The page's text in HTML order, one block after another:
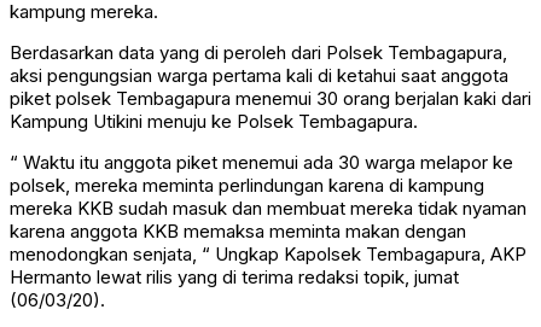
kampung mereka.
Berdasarkan data yang di peroleh dari Polsek Tembagapura,
aksi pengungsian warga pertama kali di ketahui saat anggota
piket polsek Tembagapura menemui 30 orang berjalan kaki dari
Kampung Utikini menuju ke Polsek Tembagapura.
“ Waktu itu anggota piket menemui ada 30 warga melapor ke
polsek, mereka meminta perlindungan karena di kampung
mereka KKB sudah masuk dan membuat mereka tidak nyaman
karena anggota KKB memaksa meminta makan dengan
menodongkan senjata, “ Ungkap Kapolsek Tembagapura, AKP
Hermanto lewat rilis yang di terima redaksi topik, jumat
(06/03/20).